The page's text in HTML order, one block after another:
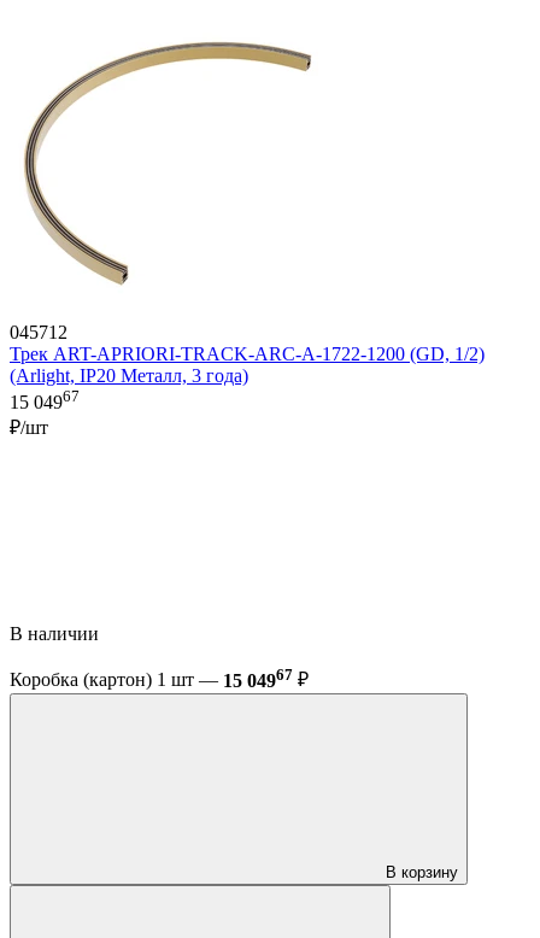
045712
Трек ART-APRIORI-TRACK-ARC-A-1722-1200 (GD, 1/2)
(Arlight, IP20 Металл, 3 года)
15 04967
₽/шт
В наличии
Коробка (картон) 1 шт — 15 04967 ₽
В корзину